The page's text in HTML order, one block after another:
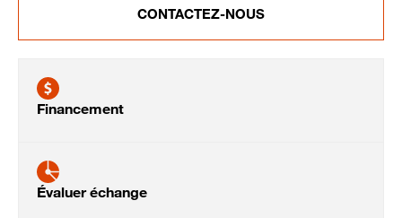
CONTACTEZ-NOUS
Financement
Évaluer échange